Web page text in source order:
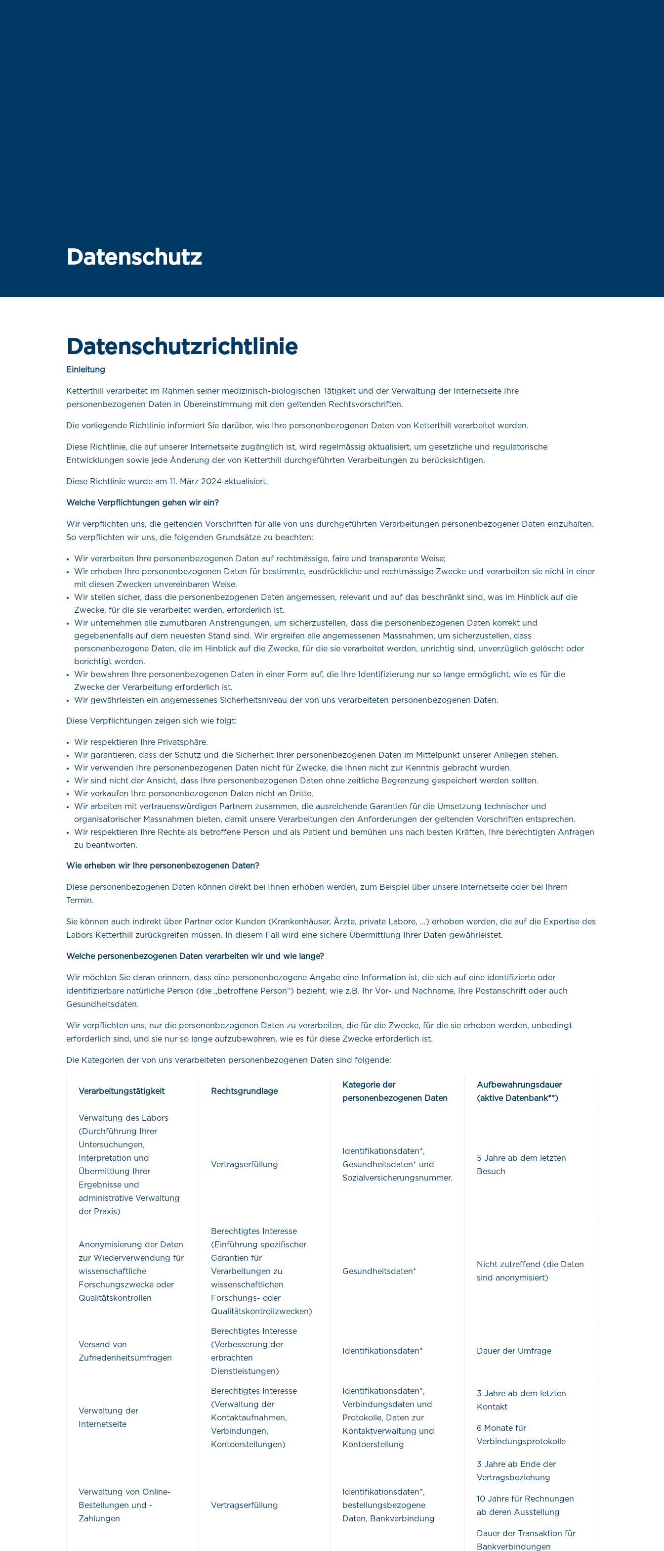
Datenschutz
Datenschutzrichtlinie
Einleitung
Ketterthill verarbeitet im Rahmen seiner medizinisch-biologischen Tätigkeit und der Verwaltung der Internetseite Ihre
personenbezogenen Daten in Übereinstimmung mit den geltenden Rechtsvorschriften.
Die vorliegende Richtlinie informiert Sie darüber, wie Ihre personenbezogenen Daten von Ketterthill verarbeitet werden.
Diese Richtlinie, die auf unserer Internetseite zugänglich ist, wird regelmässig aktualisiert, um gesetzliche und regulatorische
Entwicklungen sowie jede Änderung der von Ketterthill durchgeführten Verarbeitungen zu berücksichtigen.
Diese Richtlinie wurde am 11. März 2024 aktualisiert.
Welche Verpflichtungen gehen wir ein?
Wir verpflichten uns, die geltenden Vorschriften für alle von uns durchgeführten Verarbeitungen personenbezogener Daten einzuhalten.
So verpflichten wir uns, die folgenden Grundsätze zu beachten:
Wir verarbeiten Ihre personenbezogenen Daten auf rechtmässige, faire und transparente Weise;
Wir erheben Ihre personenbezogenen Daten für bestimmte, ausdrückliche und rechtmässige Zwecke und verarbeiten sie nicht in einer
mit diesen Zwecken unvereinbaren Weise.
Wir stellen sicher, dass die personenbezogenen Daten angemessen, relevant und auf das beschränkt sind, was im Hinblick auf die
Zwecke, für die sie verarbeitet werden, erforderlich ist.
Wir unternehmen alle zumutbaren Anstrengungen, um sicherzustellen, dass die personenbezogenen Daten korrekt und
gegebenenfalls auf dem neuesten Stand sind. Wir ergreifen alle angemessenen Massnahmen, um sicherzustellen, dass
personenbezogene Daten, die im Hinblick auf die Zwecke, für die sie verarbeitet werden, unrichtig sind, unverzüglich gelöscht oder
berichtigt werden.
Wir bewahren Ihre personenbezogenen Daten in einer Form auf, die Ihre Identifizierung nur so lange ermöglicht, wie es für die
Zwecke der Verarbeitung erforderlich ist.
Wir gewährleisten ein angemessenes Sicherheitsniveau der von uns verarbeiteten personenbezogenen Daten.
Diese Verpflichtungen zeigen sich wie folgt:
Wir respektieren Ihre Privatsphäre.
Wir garantieren, dass der Schutz und die Sicherheit Ihrer personenbezogenen Daten im Mittelpunkt unserer Anliegen stehen.
Wir verwenden Ihre personenbezogenen Daten nicht für Zwecke, die Ihnen nicht zur Kenntnis gebracht wurden.
Wir sind nicht der Ansicht, dass Ihre personenbezogenen Daten ohne zeitliche Begrenzung gespeichert werden sollten.
Wir verkaufen Ihre personenbezogenen Daten nicht an Dritte.
Wir arbeiten mit vertrauenswürdigen Partnern zusammen, die ausreichende Garantien für die Umsetzung technischer und
organisatorischer Massnahmen bieten, damit unsere Verarbeitungen den Anforderungen der geltenden Vorschriften entsprechen.
Wir respektieren Ihre Rechte als betroffene Person und als Patient und bemühen uns nach besten Kräften, Ihre berechtigten Anfragen
zu beantworten.
Wie erheben wir Ihre personenbezogenen Daten?
Diese personenbezogenen Daten können direkt bei Ihnen erhoben werden, zum Beispiel über unsere Internetseite oder bei Ihrem
Termin.
Sie können auch indirekt über Partner oder Kunden (Krankenhäuser, Ärzte, private Labore, …) erhoben werden, die auf die Expertise des
Labors Ketterthill zurückgreifen müssen. In diesem Fall wird eine sichere Übermittlung Ihrer Daten gewährleistet.
Welche personenbezogenen Daten verarbeiten wir und wie lange?
Wir möchten Sie daran erinnern, dass eine personenbezogene Angabe eine Information ist, die sich auf eine identifizierte oder
identifizierbare natürliche Person (die „betroffene Person“) bezieht, wie z.B. Ihr Vor- und Nachname, Ihre Postanschrift oder auch
Gesundheitsdaten.
Wir verpflichten uns, nur die personenbezogenen Daten zu verarbeiten, die für die Zwecke, für die sie erhoben werden, unbedingt
erforderlich sind, und sie nur so lange aufzubewahren, wie es für diese Zwecke erforderlich ist.
Die Kategorien der von uns verarbeiteten personenbezogenen Daten sind folgende:
Verarbeitungstätigkeit Rechtsgrundlage
Kategorie der
personenbezogenen Daten
Aufbewahrungsdauer
(aktive Datenbank**)
Verwaltung des Labors
(Durchführung Ihrer
Untersuchungen,
Interpretation und
Übermittlung Ihrer
Ergebnisse und
administrative Verwaltung
der Praxis)
Vertragserfüllung
Identifikationsdaten*,
Gesundheitsdaten* und
Sozialversicherungsnummer.
5 Jahre ab dem letzten
Besuch
Anonymisierung der Daten
zur Wiederverwendung für
wissenschaftliche
Forschungszwecke oder
Qualitätskontrollen
Berechtigtes Interesse
(Einführung spezifischer
Garantien für
Verarbeitungen zu
wissenschaftlichen
Forschungs- oder
Qualitätskontrollzwecken)
Gesundheitsdaten*
Nicht zutreffend (die Daten
sind anonymisiert)
Versand von
Zufriedenheitsumfragen
Berechtigtes Interesse
(Verbesserung der
erbrachten
Dienstleistungen)
Identifikationsdaten* Dauer der Umfrage
Verwaltung der
Internetseite
Berechtigtes Interesse
(Verwaltung der
Kontaktaufnahmen,
Verbindungen,
Kontoerstellungen)
Identifikationsdaten*,
Verbindungsdaten und
Protokolle, Daten zur
Kontaktverwaltung und
Kontoerstellung
3 Jahre ab dem letzten
Kontakt
6 Monate für
Verbindungsprotokolle
Verwaltung von Online-
Bestellungen und -
Zahlungen
Vertragserfüllung
Identifikationsdaten*,
bestellungsbezogene
Daten, Bankverbindung
3 Jahre ab Ende der
Vertragsbeziehung
10 Jahre für Rechnungen
ab deren Ausstellung
Dauer der Transaktion für
Bankverbindungen